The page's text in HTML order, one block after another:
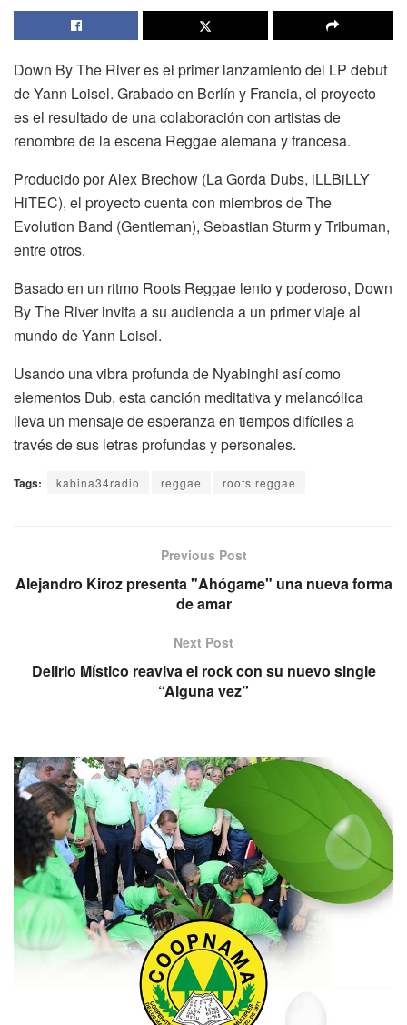
Down By The River es el primer lanzamiento del LP debut
de Yann Loisel. Grabado en Berlín y Francia, el proyecto
es el resultado de una colaboración con artistas de
renombre de la escena Reggae alemana y francesa.
Producido por Alex Brechow (La Gorda Dubs, iLLBiLLY
HiTEC), el proyecto cuenta con miembros de The
Evolution Band (Gentleman), Sebastian Sturm y Tribuman,
entre otros.
Basado en un ritmo Roots Reggae lento y poderoso, Down
By The River invita a su audiencia a un primer viaje al
mundo de Yann Loisel.
Usando una vibra profunda de Nyabinghi así como
elementos Dub, esta canción meditativa y melancólica
lleva un mensaje de esperanza en tiempos difíciles a
través de sus letras profundas y personales.
Tags: kabina34radio reggae roots reggae
Previous Post
Alejandro Kiroz presenta "Ahógame" una nueva forma
de amar
Next Post
Delirio Místico reaviva el rock con su nuevo single
“Alguna vez”